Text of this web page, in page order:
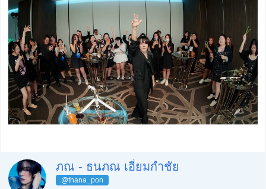
ภณ - ธนภณ เอี่ยมกำชัย
@thana_pon